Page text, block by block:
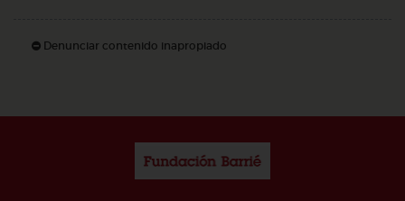
Denunciar contenido inapropiado